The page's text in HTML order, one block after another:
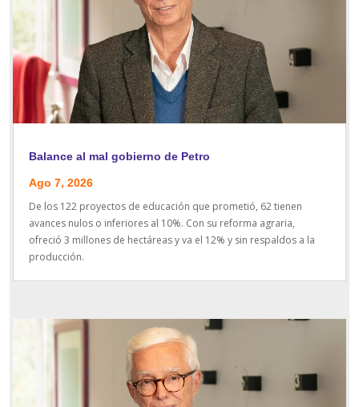
Balance al mal gobierno de Petro
Ago 7, 2026
De los 122 proyectos de educación que prometió, 62 tienen
avances nulos o inferiores al 10%. Con su reforma agraria,
ofreció 3 millones de hectáreas y va el 12% y sin respaldos a la
producción.